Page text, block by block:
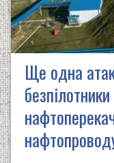
Ще одна